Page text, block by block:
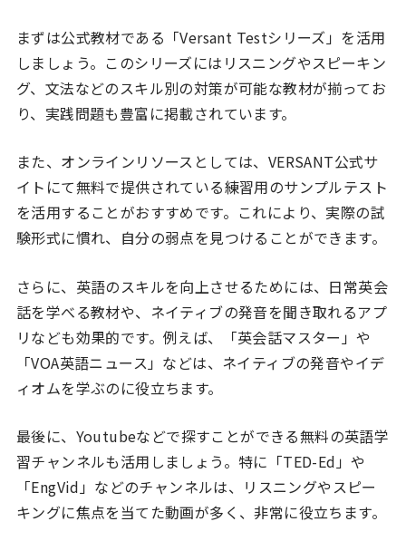
まずは公式教材である「Versant Testシリーズ」を活用
しましょう。このシリーズにはリスニングやスピーキン
グ、文法などのスキル別の対策が可能な教材が揃ってお
り、実践問題も豊富に掲載されています。
また、オンラインリソースとしては、VERSANT公式サ
イトにて無料で提供されている練習用のサンプルテスト
を活用することがおすすめです。これにより、実際の試
験形式に慣れ、自分の弱点を見つけることができます。
さらに、英語のスキルを向上させるためには、日常英会
話を学べる教材や、ネイティブの発音を聞き取れるアプ
リなども効果的です。例えば、「英会話マスター」や
「VOA英語ニュース」などは、ネイティブの発音やイデ
ィオムを学ぶのに役立ちます。
最後に、Youtubeなどで探すことができる無料の英語学
習チャンネルも活用しましょう。特に「TED-Ed」や
「EngVid」などのチャンネルは、リスニングやスピー
キングに焦点を当てた動画が多く、非常に役立ちます。